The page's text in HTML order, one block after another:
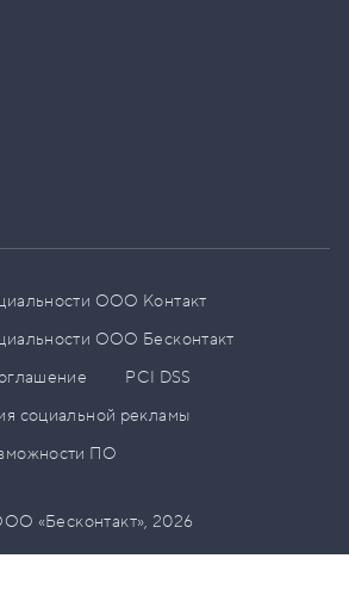
ООО Контакт
ООО Бесконтакт
PCI DSS
социальной рекламы
ПО
«Бесконтакт»,2026